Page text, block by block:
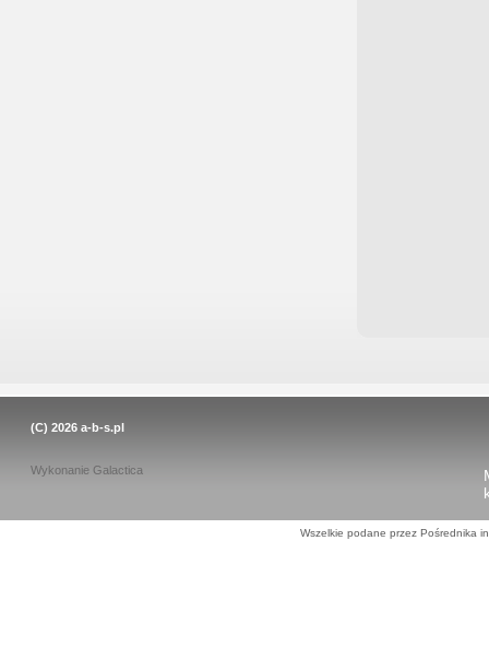
(C) 2026 a-b-s.pl
Wykonanie Galactica
Wszelkie podane przez Pośrednika